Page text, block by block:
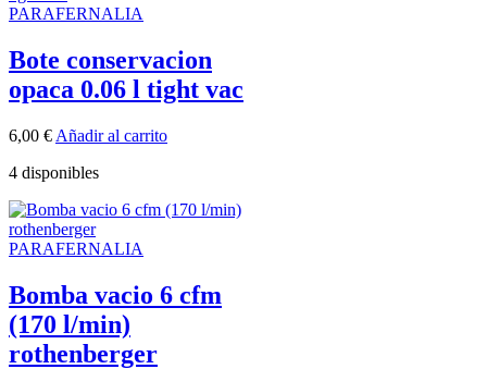
PARAFERNALIA
Bote conservacion
opaca 0.06 l tight vac
6,00 € Añadir al carrito
4 disponibles
PARAFERNALIA
Bomba vacio 6 cfm
(170 l/min)
rothenberger